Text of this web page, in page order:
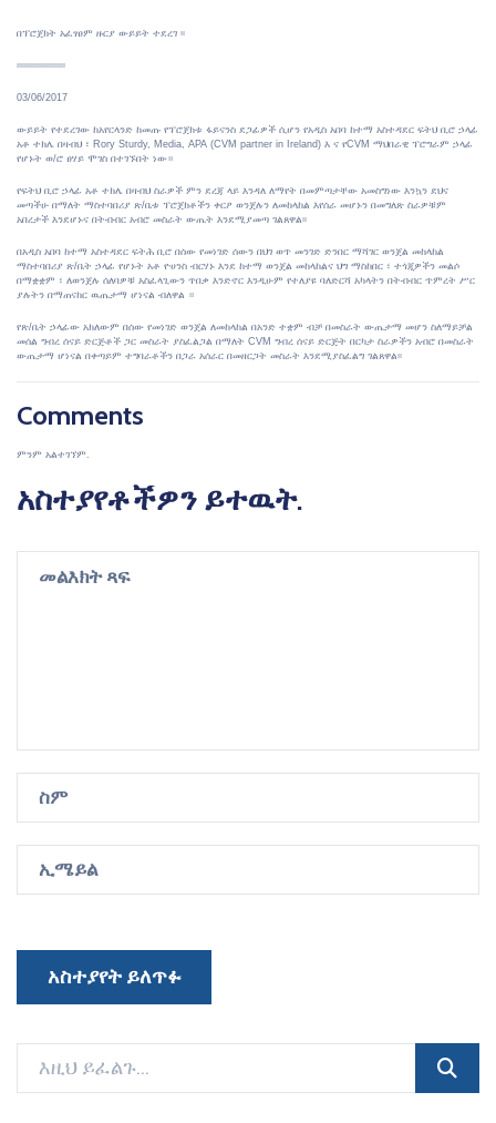
በፕሮጀክት አፈፃፀም ዙርያ ውይይት ተደረገ ፡፡
፡፡፡፡፡፡፡፡፡፡፡፡፡፡፡፡፡፡፡፡፡፡
03/06/2017
ውይይት የተደረገው ከአየርላንድ ከመጡ የፕሮጀክቱ ፋይናንስ ደጋፊዎች ሲሆን የአዲስ አበባ ከተማ አስተዳደር ፍትህ ቢሮ ኃላፊ
አቶ ተክሌ በዛብህ ፣ Rory Sturdy, Media, APA (CVM partner in Ireland) እ ና የCVM ማህበራዊ ፕሮግራም ኃላፊ
የሆኑት ወ/ሮ ፀሃይ ሞገስ በተገኙበት ነው።
የፍትህ ቢሮ ኃላፊ አቶ ተክሌ በዛብህ ስራዎች ምን ደረጃ ላይ እንዳለ ለማየት በመምጣታቸው አመስግነው እንኳን ደህና
መጣችሁ በማለት ማስተባበሪያ ጽ/ቤቱ ፕሮጀክቶችን ቀርፆ ወንጀሉን ለመከላከል እየሰራ መሆኑን በመግለጽ ስራዎቹም
አበረታች እንደሆኑና በትብብር አብሮ መስራት ውጤት እንደሚያመጣ ገልጸዋል፡፡
በአዲስ አበባ ከተማ አስተዳደር ፍትሕ ቢሮ በሰው የመነገድ ሰውን በህገ ወጥ መንገድ ድንበር ማሻገር ወንጀል መከላከል
ማስተባበሪያ ጽ/ቤት ኃላፊ የሆኑት አቶ ዮሀንስ ብርሃኑ እንደ ከተማ ወንጀል መከላከልና ህግ ማስከበር ፣ ተጎጂዎችን መልሶ
በማቋቋም ፣ ለወንጀሉ ሰለባዎቹ አስፈላጊውን ጥበቃ እንድኖር እንዲሁም የተለያዩ ባለድርሻ አካላትን በትብብር ጥምረት ሥር
ያሉትን በማጠናከር ዉጤታማ ሆነናል ብለዋል ።
የጽ/ቤት ኃላፊው አክለውም በሰው የመነገድ ወንጀል ለመከላከል በአንድ ተቋም ብቻ በመስራት ውጤታማ መሆን ስለማይቻል
መሰል ግብረ ሰናይ ድርጅቶች ጋር መስራት ያስፈልጋል በማለት CVM ግብረ ሰናይ ድርጅት በርካታ ስራዎችን አብሮ በመስራት
ውጤታማ ሆነናል በቀጣይም ተግባራቶችን በጋራ አሰራር በመዘርጋት መስራት እንደሚያስፈልግ ገልጸዋል፡፡
Comments
ምንም አልተገኘም.
አስተያየቶችዎን ይተዉት.
አስተያየት ይለጥፉ